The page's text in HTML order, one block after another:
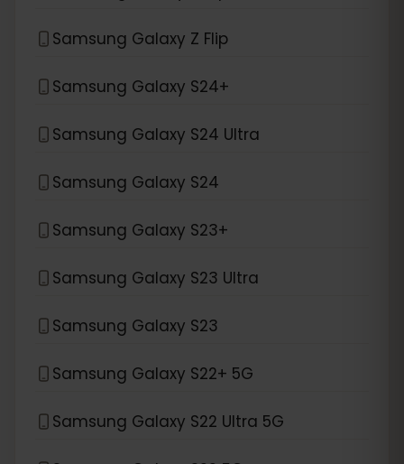
Samsung Galaxy Z Flip
Samsung Galaxy S24+
Samsung Galaxy S24 Ultra
Samsung Galaxy S24
Samsung Galaxy S23+
Samsung Galaxy S23 Ultra
Samsung Galaxy S23
Samsung Galaxy S22+ 5G
Samsung Galaxy S22 Ultra 5G